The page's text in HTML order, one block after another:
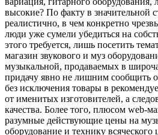
высокие? По факту в значительной
реалистично, в чем конкретно
люди уже сумели убедиться на
этого требуется, лишь посетить
магазин звукового и муз
музыкальной, продаваемых в
придачу явно не лишним сообщить
без исключения товары в
от именитых изготовителей, а
качества. Более того, плюсом web-
разумные действующие цены на
оборудование и технику всяческого